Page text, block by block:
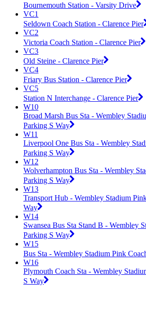
Bournemouth Station - Varsity Drive
VC1
Seldown Coach Station - Clarence Pier
VC2
Victoria Coach Station - Clarence Pier
VC3
Old Steine - Clarence Pier
VC4
Friary Bus Station - Clarence Pier
VC5
Station N Interchange - Clarence Pier
W10
Broad Marsh Bus Sta - Wembley
Parking S Way
W11
Liverpool One Bus Sta - Wembley
Parking S Way
W12
Wolverhampton Bus Sta - Wembley
Parking S Way
W13
Transport Hub - Wembley Stadium
Way
W14
Swansea Bus Sta Stand B - Wembley
Parking S Way
W15
Bus Sta - Wembley Stadium Pink
W16
Plymouth Coach Sta - Wembley
S Way